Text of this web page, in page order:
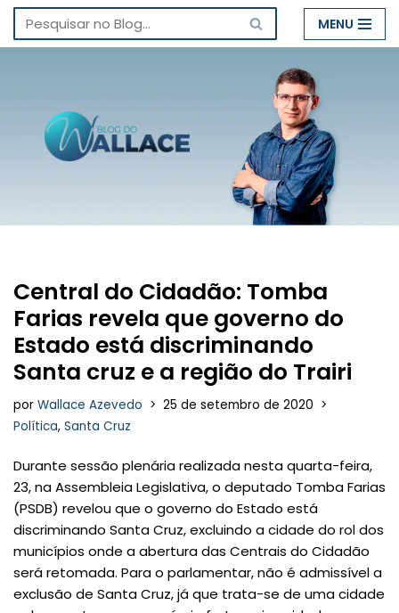
Pular
conteúdo
MENU
Central do Cidadão: Tomba
Farias revela que governo do
Estado está discriminando
Santa cruz e a região do Trairi
por Wallace Azevedo
25 de setembro de 2020
Política, Santa Cruz
Durante sessão plenária realizada nesta quarta-feira,
23, na Assembleia Legislativa, o deputado Tomba Farias
(PSDB) revelou que o governo do Estado está
discriminando Santa Cruz, excluindo a cidade do rol dos
municípios onde a abertura das Centrais do Cidadão
será retomada. Para o parlamentar, não é admissível a
exclusão de Santa Cruz, já que trata-se de uma cidade